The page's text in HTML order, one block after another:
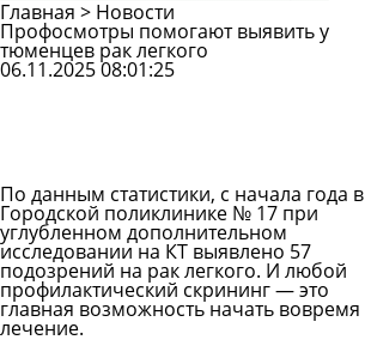
Главная > Новости
Профосмотры помогают выявить у
тюменцев рак легкого
06.11.2025 08:01:25
По данным статистики, с начала года в
Городской поликлинике № 17 при
углубленном дополнительном
исследовании на КТ выявлено 57
подозрений на рак легкого. И любой
профилактический скрининг — это
главная возможность начать вовремя
лечение.